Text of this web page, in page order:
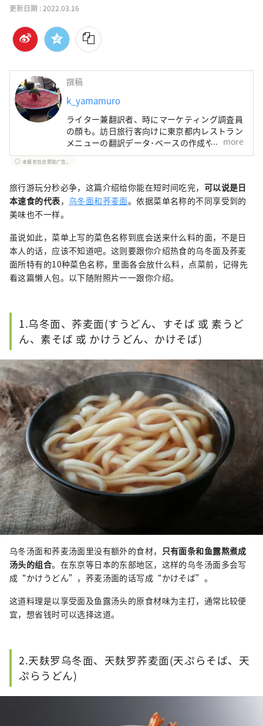
更新日期 :2022.03.16
撰稿
k_yamamuro
ライター兼翻訳者、時にマーケティング調査員
の顔も。訪日旅行客向けに東京都内レストラン
メニューの翻訳データ･ベースの作成や、宿・
ホテル情報検索サイトの翻訳も手掛けてきまし
た。旅行と食材研究が趣味です。
more
本服务包含赞助广告。
旅行游玩分秒必争，这篇介绍给你能在短时间吃完， 可以说是日
本速食的代表， 乌冬面和荞麦面。依据菜单名称的不同享受到的
美味也不一样。
虽说如此，菜单上写的菜色名称到底会送来什么料的面，不是日
本人的话，应该不知道吧。这则要跟你介绍热食的乌冬面及荞麦
面所特有的10种菜色名称，里面各会放什么料，点菜前，记得先
看这篇懒人包。以下随附照片一一跟你介绍。
1.乌冬面、荞麦面(すうどん、すそば 或 素うど
ん、素そば 或 かけうどん、かけそば)
乌冬汤面和荞麦汤面里没有额外的食材， 只有面条和鱼露熬煮成
汤头的组合。在东京等日本的东部地区，这样的乌冬汤面多会写
成“かけうどん”，荞麦汤面的话写成“かけそば”。
这道料理是以享受面及鱼露汤头的原食材味为主打，通常比较便
宜，想省钱时可以选择这道。
2.天麸罗乌冬面、天麸罗荞麦面(天ぷらそば、天
ぷらうどん)